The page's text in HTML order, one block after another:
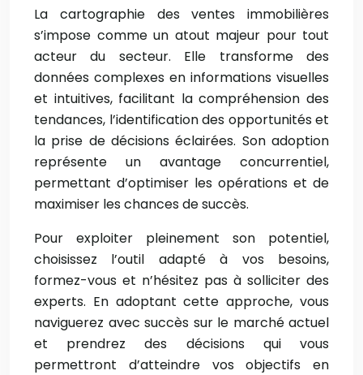
La cartographie des ventes immobilières
s’impose comme un atout majeur pour tout
acteur du secteur. Elle transforme des
données complexes en informations visuelles
et intuitives, facilitant la compréhension des
tendances, l’identification des opportunités et
la prise de décisions éclairées. Son adoption
représente un avantage concurrentiel,
permettant d’optimiser les opérations et de
maximiser les chances de succès.
Pour exploiter pleinement son potentiel,
choisissez l’outil adapté à vos besoins,
formez-vous et n’hésitez pas à solliciter des
experts. En adoptant cette approche, vous
naviguerez avec succès sur le marché actuel
et prendrez des décisions qui vous
permettront d’atteindre vos objectifs en